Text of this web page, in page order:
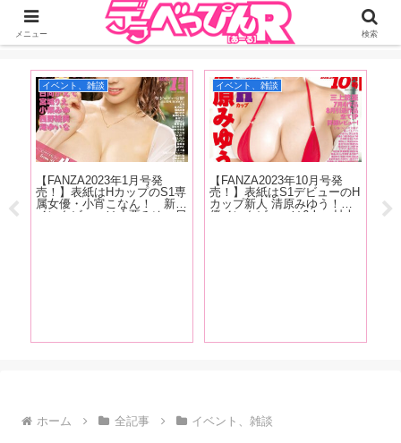
ジーオーティーが運営するちょっとHなニュースサイ。サイト内のリンクには
DMMアフィリエイトが含まれているものがあります
っ
り
イベント、雑談
【FANZA2023年1月号発
売！】表紙はHカップのS1専
属女優・小宵こなん！ 新人
インタビューは小栗みゆ、日
イベント、雑談
【FANZA2023年10月号発
売！】表紙はS1デビューのH
カップ新人 清原みゆう！女
優インタビューは6人 村上
ホーム 全記事 イベント、雑談
メニュー 検索